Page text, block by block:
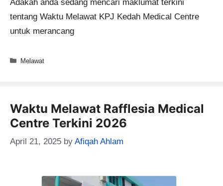
Adakah anda sedang mencari maklumat terkini
tentang Waktu Melawat KPJ Kedah Medical Centre
untuk merancang
Categories
Melawat
Waktu Melawat Rafflesia Medical
Centre Terkini 2026
April 21, 2025 by Afiqah Ahlam